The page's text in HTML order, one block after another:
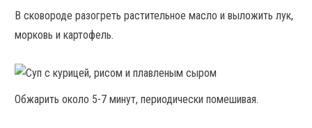
В сковороде разогреть растительное масло и выложить лук,
морковь и картофель.
Обжарить около 5-7 минут, периодически помешивая.